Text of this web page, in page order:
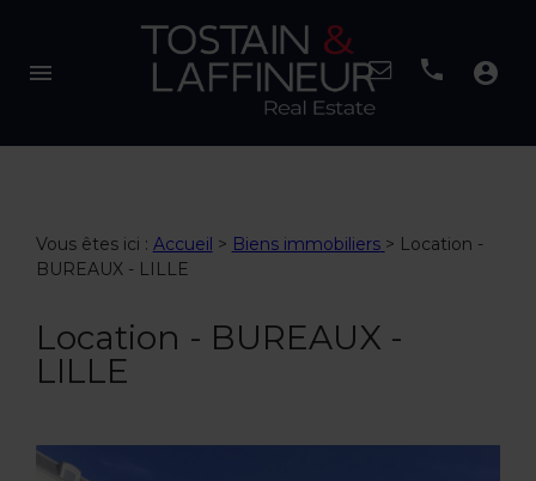
menu account_circle
Vous êtes ici : Accueil > Biens immobiliers > Location -
BUREAUX - LILLE
Location - BUREAUX -
LILLE